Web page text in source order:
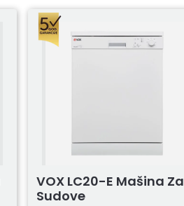
VOX LC20-E Mašina Za
Sudove